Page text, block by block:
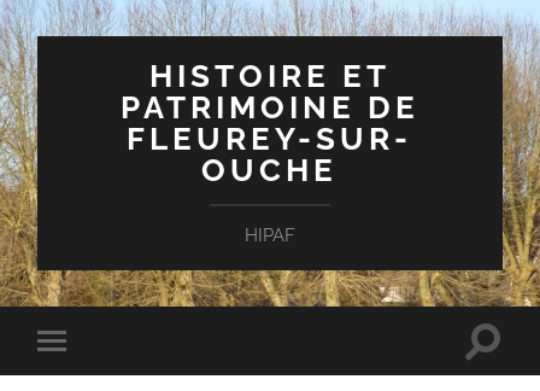
HISTOIRE ET
PATRIMOINE DE
FLEUREY-SUR-
OUCHE
HIPAF
Toggle
mobile
Toggle